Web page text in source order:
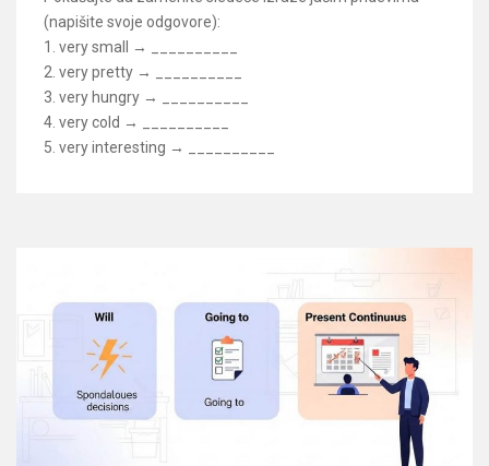
(napišite svoje odgovore):
1. very small → __________
2. very pretty → __________
3. very hungry → __________
4. very cold → __________
5. very interesting → __________